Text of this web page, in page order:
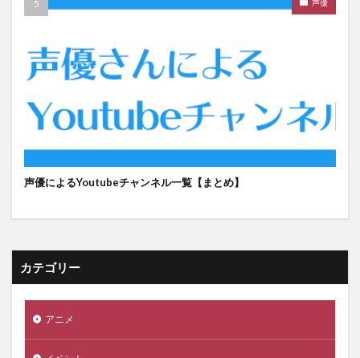
声優
声優によるYoutubeチャンネル一覧【まとめ】
カテゴリー
アニメ